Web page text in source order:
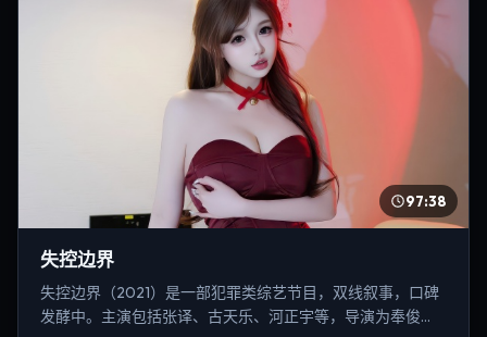
97:38
失控边界
失控边界（2021）是一部犯罪类综艺节目，双线叙事，口碑
发酵中。主演包括张译、古天乐、河正宇等，导演为奉俊